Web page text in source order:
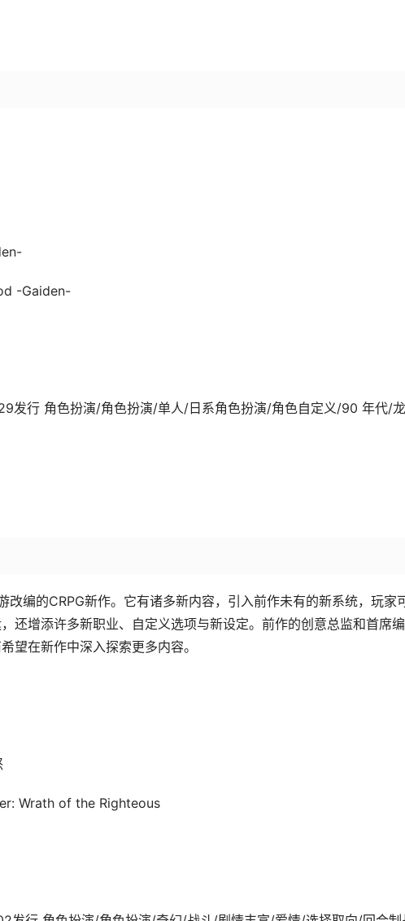
-Gaiden-
行 角色扮演/角色扮演/单人/日系角色扮演/角色自定义/90 年代/龙
编的CRPG新作。它有诸多新内容，引入前作未有的新系统，玩家
还增添许多新职业、自定义选项与新设定。前作的创意总监和首席
望在新作中深入探索更多内容。
Wrath of the Righteous